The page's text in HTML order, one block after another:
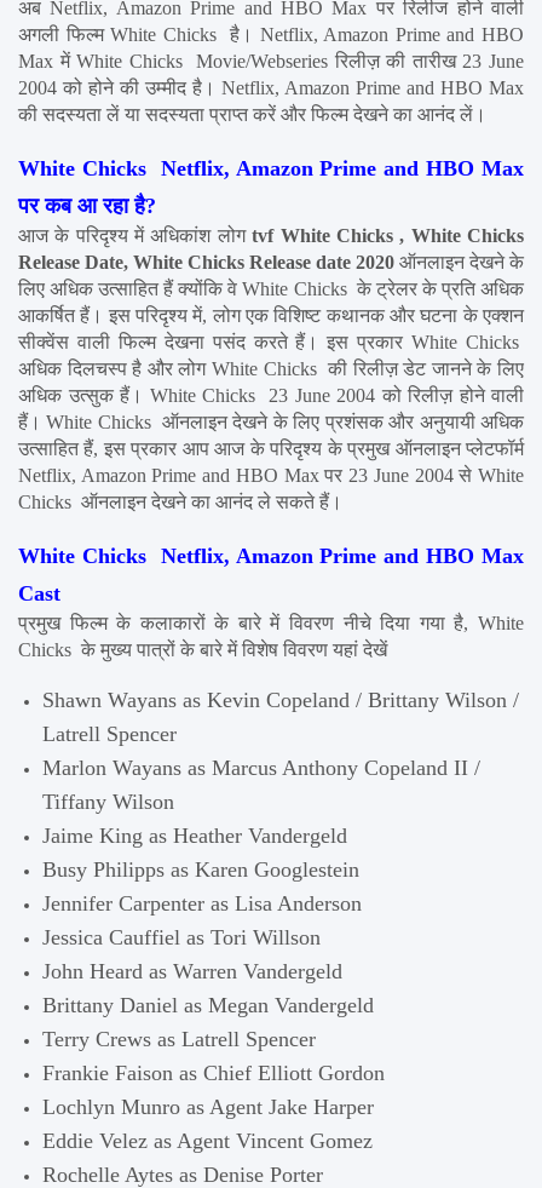
अब Netflix, Amazon Prime and HBO Max पर रिलीज होने वाली
अगली फिल्म White Chicks  है। Netflix, Amazon Prime and HBO
Max में White Chicks  Movie/Webseries रिलीज़ की तारीख 23 June
2004 को होने की उम्मीद है। Netflix, Amazon Prime and HBO Max
की सदस्यता लें या सदस्यता प्राप्त करें और फिल्म देखने का आनंद लें।
White Chicks  Netflix, Amazon Prime and HBO Max
पर कब आ रहा है?
आज के परिदृश्य में अधिकांश लोग tvf White Chicks , White Chicks
Release Date, White Chicks Release date 2020 ऑनलाइन देखने के
लिए अधिक उत्साहित हैं क्योंकि वे White Chicks  के ट्रेलर के प्रति अधिक
आकर्षित हैं। इस परिदृश्य में, लोग एक विशिष्ट कथानक और घटना के एक्शन
सीक्वेंस वाली फिल्म देखना पसंद करते हैं। इस प्रकार White Chicks
अधिक दिलचस्प है और लोग White Chicks  की रिलीज़ डेट जानने के लिए
अधिक उत्सुक हैं। White Chicks  23 June 2004 को रिलीज़ होने वाली
हैं। White Chicks  ऑनलाइन देखने के लिए प्रशंसक और अनुयायी अधिक
उत्साहित हैं, इस प्रकार आप आज के परिदृश्य के प्रमुख ऑनलाइन प्लेटफॉर्म
Netflix, Amazon Prime and HBO Max पर 23 June 2004 से White
Chicks  ऑनलाइन देखने का आनंद ले सकते हैं।
White Chicks  Netflix, Amazon Prime and HBO Max
Cast
प्रमुख फिल्म के कलाकारों के बारे में विवरण नीचे दिया गया है, White
Chicks  के मुख्य पात्रों के बारे में विशेष विवरण यहां देखें
Shawn Wayans as Kevin Copeland / Brittany Wilson /
Latrell Spencer
Marlon Wayans as Marcus Anthony Copeland II /
Tiffany Wilson
Jaime King as Heather Vandergeld
Busy Philipps as Karen Googlestein
Jennifer Carpenter as Lisa Anderson
Jessica Cauffiel as Tori Willson
John Heard as Warren Vandergeld
Brittany Daniel as Megan Vandergeld
Terry Crews as Latrell Spencer
Frankie Faison as Chief Elliott Gordon
Lochlyn Munro as Agent Jake Harper
Eddie Velez as Agent Vincent Gomez
Rochelle Aytes as Denise Porter